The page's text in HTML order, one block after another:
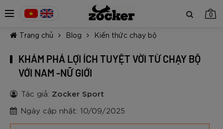
0
Trang chủ Blog Kiến thức chạy bộ
KHÁM PHÁ LỢI ÍCH TUYỆT VỜI TỪ CHẠY BỘ
VỚI NAM -NỮ GIỚI
Tác giả: Zocker Sport
Ngày cập nhật: 10/09/2025